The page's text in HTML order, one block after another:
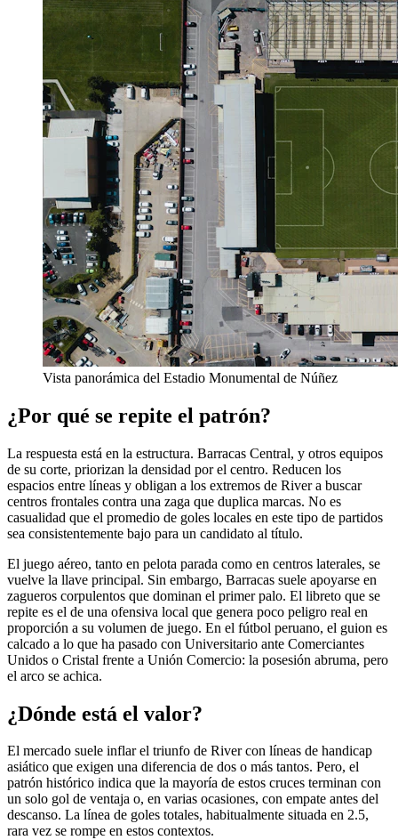
Vista panorámica del Estadio Monumental de Núñez
¿Por qué se repite el patrón?
La respuesta está en la estructura. Barracas Central, y otros equipos
de su corte, priorizan la densidad por el centro. Reducen los
espacios entre líneas y obligan a los extremos de River a buscar
centros frontales contra una zaga que duplica marcas. No es
casualidad que el promedio de goles locales en este tipo de partidos
sea consistentemente bajo para un candidato al título.
El juego aéreo, tanto en pelota parada como en centros laterales, se
vuelve la llave principal. Sin embargo, Barracas suele apoyarse en
zagueros corpulentos que dominan el primer palo. El libreto que se
repite es el de una ofensiva local que genera poco peligro real en
proporción a su volumen de juego. En el fútbol peruano, el guion es
calcado a lo que ha pasado con Universitario ante Comerciantes
Unidos o Cristal frente a Unión Comercio: la posesión abruma, pero
el arco se achica.
¿Dónde está el valor?
El mercado suele inflar el triunfo de River con líneas de handicap
asiático que exigen una diferencia de dos o más tantos. Pero, el
patrón histórico indica que la mayoría de estos cruces terminan con
un solo gol de ventaja o, en varias ocasiones, con empate antes del
descanso. La línea de goles totales, habitualmente situada en 2.5,
rara vez se rompe en estos contextos.